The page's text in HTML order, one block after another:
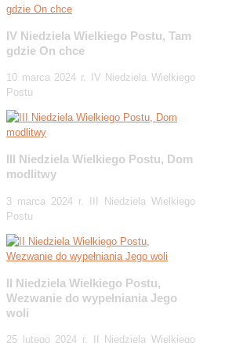
IV Niedziela Wielkiego Postu, Tam
gdzie On chce
10 marca 2024 r. IV Niedziela Wielkiego
Postu
III Niedziela Wielkiego Postu, Dom
modlitwy
3 marca 2024 r. III Niedziela Wielkiego
Postu
II Niedziela Wielkiego Postu,
Wezwanie do wypełniania Jego
woli
25 lutego 2024 r. II Niedziela Wielkiego